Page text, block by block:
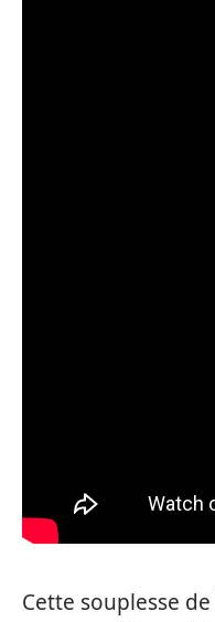
Cette souplesse